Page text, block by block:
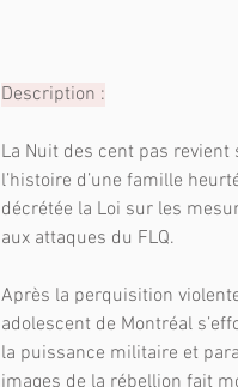
Description :
La Nuit des cent pas
l’histoire d’une famille
décrétée la Loi sur les
aux attaques du FLQ.
Après la perquisition
adolescent de Montréal
la puissance militaire et
images de la rébellion fait